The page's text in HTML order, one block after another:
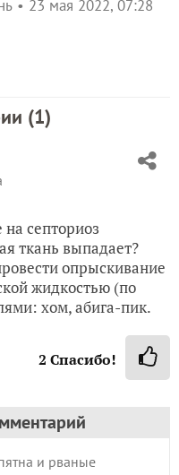
23 мая 2022, 07:28
(1)
септориоз
ткань выпадает?
опрыскивание
жидкостью (по
хом, абига-пик.
2 Спасибо!